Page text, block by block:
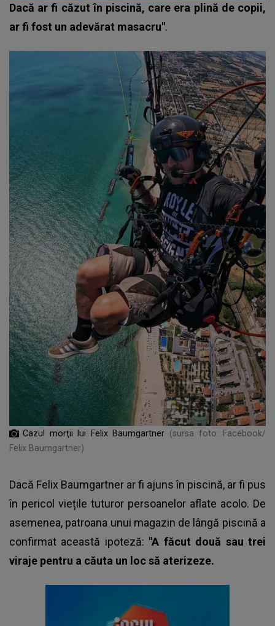
Dacă ar fi căzut în piscină, care era plină de copii,
ar fi fost un adevărat masacru".
Cazul morţii lui Felix Baumgartner (sursa foto: Facebook/
Felix Baumgartner)
Dacă Felix Baumgartner ar fi ajuns în piscină, ar fi pus
în pericol viețile tuturor persoanelor aflate acolo. De
asemenea, patroana unui magazin de lângă piscină a
confirmat această ipoteză: "A făcut două sau trei
viraje pentru a căuta un loc să aterizeze.